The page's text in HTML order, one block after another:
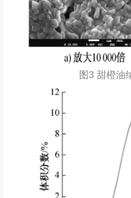
图3 甜橙油